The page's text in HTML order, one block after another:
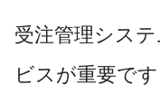
受注管理シス
ビスが重要です